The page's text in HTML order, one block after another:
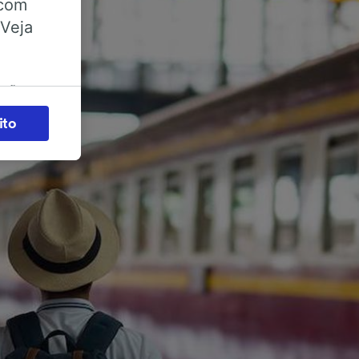
para
não